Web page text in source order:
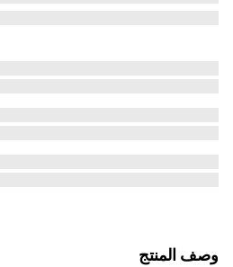
وصف المنتج